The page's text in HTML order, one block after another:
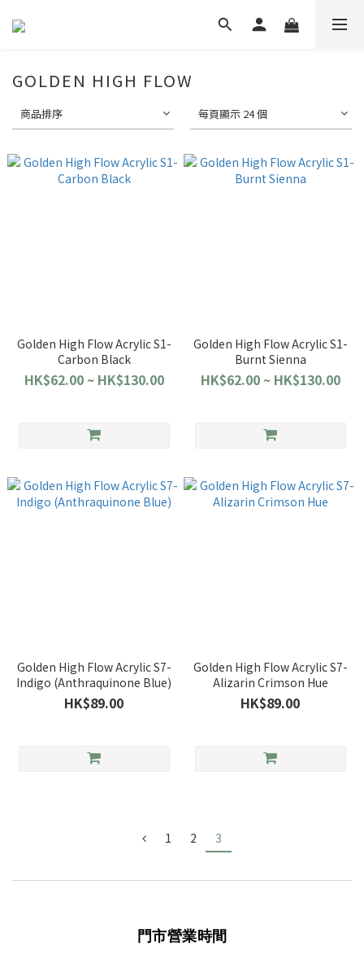
GOLDEN HIGH FLOW
商品排序 每頁顯示 24 個
Golden High Flow Acrylic S1-
Carbon Black
HK$62.00 ~ HK$130.00
Golden High Flow Acrylic S1-
Burnt Sienna
HK$62.00 ~ HK$130.00
Golden High Flow Acrylic S7-
Indigo (Anthraquinone Blue)
HK$89.00
Golden High Flow Acrylic S7-
Alizarin Crimson Hue
HK$89.00
1 2 3
門市營業時間